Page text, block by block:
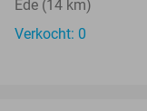
Ede (14 km)
Verkocht: 0